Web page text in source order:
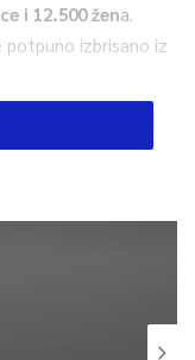
i 12.500 žena.
potpuno izbrisano iz
248 novinara,
i gubitka vida.
drugih javnih